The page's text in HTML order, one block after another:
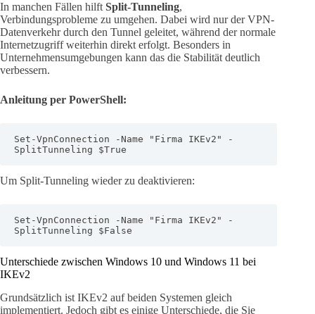
In manchen Fällen hilft Split-Tunneling,
Verbindungsprobleme zu umgehen. Dabei wird nur der VPN-
Datenverkehr durch den Tunnel geleitet, während der normale
Internetzugriff weiterhin direkt erfolgt. Besonders in
Unternehmensumgebungen kann das die Stabilität deutlich
verbessern.
Anleitung per PowerShell:
Set-VpnConnection -Name "Firma IKEv2" -
SplitTunneling $True
Um Split-Tunneling wieder zu deaktivieren:
Set-VpnConnection -Name "Firma IKEv2" -
SplitTunneling $False
Unterschiede zwischen Windows 10 und Windows 11 bei
IKEv2
Grundsätzlich ist IKEv2 auf beiden Systemen gleich
implementiert. Jedoch gibt es einige Unterschiede, die Sie